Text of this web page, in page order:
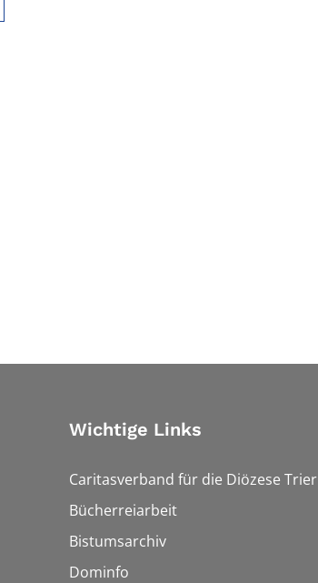
Wichtige Links
Caritasverband für die Diözese Trier
Bücherreiarbeit
Bistumsarchiv
Dominfo